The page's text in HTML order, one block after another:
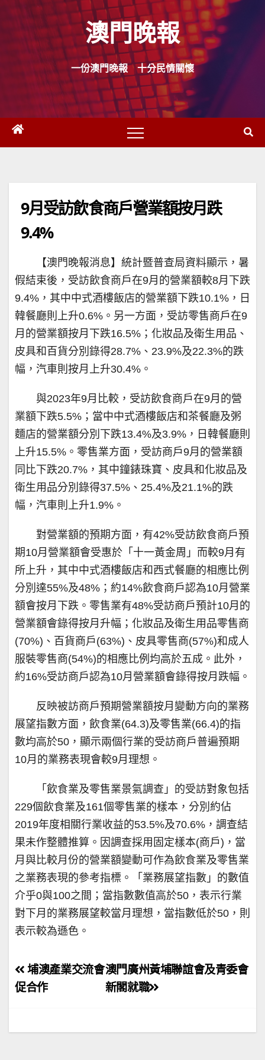
Skip
content
澳門晚報
一份澳門晚報 十分民情關懷
9月受訪飲食商戶營業額按月跌
9.4%
【澳門晚報消息】統計暨普查局資料顯示，暑
假結束後，受訪飲食商戶在9月的營業額較8月下跌
9.4%，其中中式酒樓飯店的營業額下跌10.1%，日
韓餐廳則上升0.6%。另一方面，受訪零售商戶在9
月的營業額按月下跌16.5%；化妝品及衛生用品、
皮具和百貨分別錄得28.7%、23.9%及22.3%的跌
幅，汽車則按月上升30.4%。
與2023年9月比較，受訪飲食商戶在9月的營
業額下跌5.5%；當中中式酒樓飯店和茶餐廳及粥
麵店的營業額分別下跌13.4%及3.9%，日韓餐廳則
上升15.5%。零售業方面，受訪商戶9月的營業額
同比下跌20.7%，其中鐘錶珠寶、皮具和化妝品及
衛生用品分別錄得37.5%、25.4%及21.1%的跌
幅，汽車則上升1.9%。
對營業額的預期方面，有42%受訪飲食商戶預
期10月營業額會受惠於「十一黃金周」而較9月有
所上升，其中中式酒樓飯店和西式餐廳的相應比例
分別達55%及48%；約14%飲食商戶認為10月營業
額會按月下跌。零售業有48%受訪商戶預計10月的
營業額會錄得按月升幅；化妝品及衛生用品零售商
(70%)、百貨商戶(63%)、皮具零售商(57%)和成人
服裝零售商(54%)的相應比例均高於五成。此外，
約16%受訪商戶認為10月營業額會錄得按月跌幅。
反映被訪商戶預期營業額按月變動方向的業務
展望指數方面，飲食業(64.3)及零售業(66.4)的指
數均高於50，顯示兩個行業的受訪商戶普遍預期
10月的業務表現會較9月理想。
「飲食業及零售業景氣調查」的受訪對象包括
229個飲食業及161個零售業的樣本，分別約佔
2019年度相關行業收益的53.5%及70.6%，調查結
果未作整體推算。因調查採用固定樣本(商戶)，當
月與比較月份的營業額變動可作為飲食業及零售業
之業務表現的參考指標。「業務展望指數」的數值
介乎0與100之間；當指數數值高於50，表示行業
對下月的業務展望較當月理想，當指數低於50，則
表示較為遜色。
文
章
覽
澳門廣州黃埔聯誼會及青委會
新閣就職
埔澳產業交流會
促合作